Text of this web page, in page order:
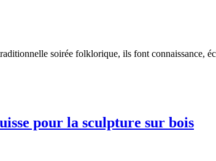
soirée folklorique, ils font connaissance,
pour la sculpture sur bois